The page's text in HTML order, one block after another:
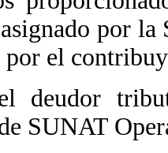
por
por el
deudor
SUNAT